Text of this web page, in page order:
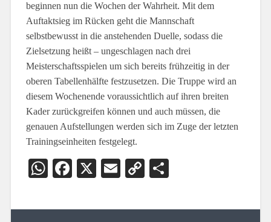
beginnen nun die Wochen der Wahrheit. Mit dem
Auftaktsieg im Rücken geht die Mannschaft
selbstbewusst in die anstehenden Duelle, sodass die
Zielsetzung heißt – ungeschlagen nach drei
Meisterschaftsspielen um sich bereits frühzeitig in der
oberen Tabellenhälfte festzusetzen. Die Truppe wird an
diesem Wochenende voraussichtlich auf ihren breiten
Kader zurückgreifen können und auch müssen, die
genauen Aufstellungen werden sich im Zuge der letzten
Trainingseinheiten festgelegt.
WhatsApp
Facebook
X EmailCopy